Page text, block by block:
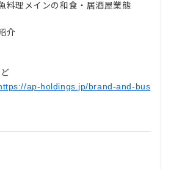
料理メインの和食・居酒屋業態
介
ap-holdings.jp/brand-and-bus